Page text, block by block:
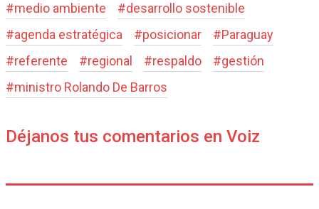
#medio ambiente #desarrollo sostenible
#agenda estratégica #posicionar #Paraguay
#referente #regional #respaldo #gestión
#ministro Rolando De Barros
Déjanos tus comentarios en Voiz